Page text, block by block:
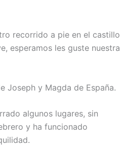
recorrido a pie en el castillo
esperamos les guste nuestra
Joseph y Magda de España.
algunos lugares, sin
y ha funcionado